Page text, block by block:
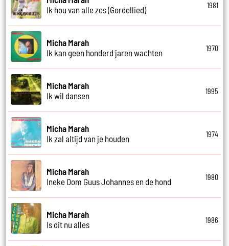
Ik hou van alle zes (Gordellied)
1981
Micha Marah
Ik kan geen honderd jaren wachten
1970
Micha Marah
Ik wil dansen
1995
Micha Marah
Ik zal altijd van je houden
1974
Micha Marah
Ineke Oom Guus Johannes en de hond
1980
Micha Marah
Is dit nu alles
1986